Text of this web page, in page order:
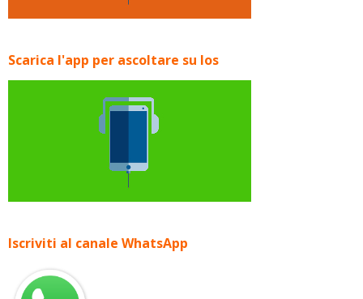
Scarica l'app per ascoltare su Ios
Iscriviti al canale WhatsApp